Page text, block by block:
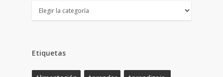
Temas
Etiquetas